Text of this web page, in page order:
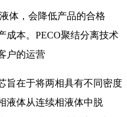
体，会降低产品的合格
成本。PECO聚结分离技术
户的运营
旨在于将两相具有不同密度
液体从连续相液体中脱